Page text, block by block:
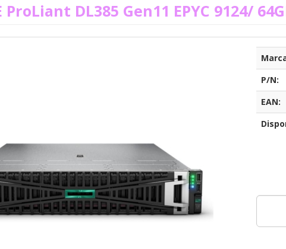
DL385 Gen11 EPYC 9124/
P/N:
EAN: